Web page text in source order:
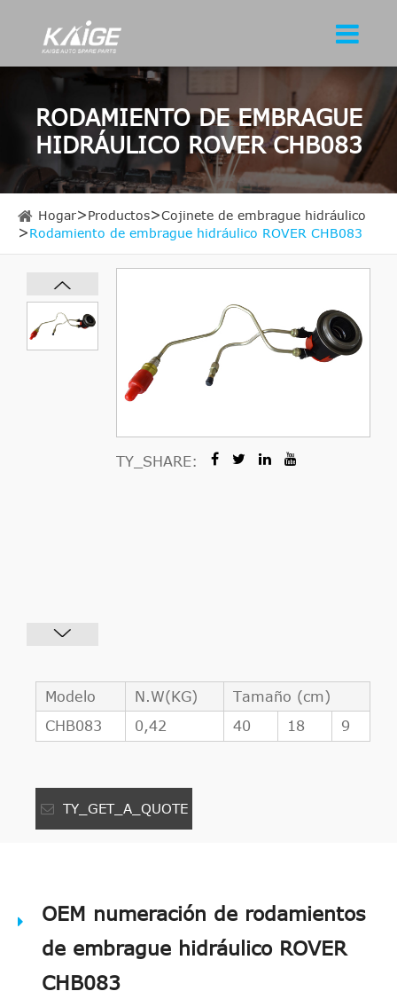
RODAMIENTO DE EMBRAGUE
HIDRÁULICO ROVER CHB083
Hogar Productos
Cojinete de embrague hidráulico
Rodamiento de embrague hidráulico ROVER CHB083
TY_SHARE:
Modelo N.W(KG)
Tamaño (cm)
CHB083
0,42 40 18 9
TY_GET_A_QUOTE
OEM numeración de rodamientos
de embrague hidráulico ROVER
CHB083